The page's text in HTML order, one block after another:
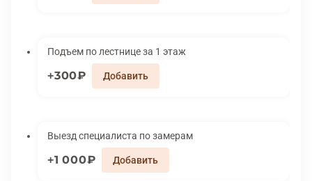
Подъем по лестнице за 1 этаж
300₽
Выезд специалиста по замерам
1 000₽